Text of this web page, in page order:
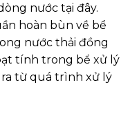
nước tại đây.
hoàn bùn về bể
nước thải đồng
tính trong bể xử lý
từ quá trình xử lý